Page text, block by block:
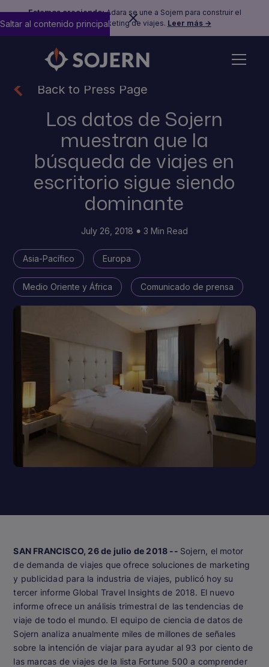
Estamos creciendo:Adara se une a Sojern para construir el
futuro del marketing de viajes. Leer más →
Saltar al contenido principal
Back to Press Page
Los datos de Sojern
muestran que la
búsqueda de viajes en
escritorio sigue siendo
dominante
July 26, 2018 3 Min Read
Asia-Pacífico Europa
Medio Oriente y África Comunicado de prensa
SAN FRANCISCO, 26 de julio de 2018 -- Sojern, el motor
de demanda de viajes que ofrece soluciones de marketing
y publicidad para la industria de viajes, publicó hoy su
tercer informe Global Travel Insights de 2018. El nuevo
informe ofrece un análisis trimestral de las tendencias de
viaje de todo el mundo. El equipo de ciencia de datos de
Sojern analiza anualmente miles de millones de señales
sobre la intención de viajar para ayudar al 93 por ciento de
las marcas de viajes de la lista Fortune 500 a comprender